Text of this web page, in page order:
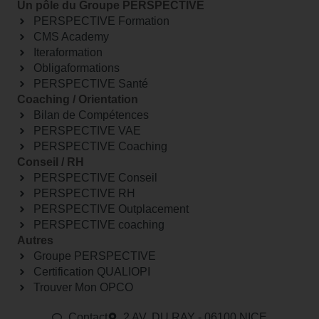
Un pôle du Groupe PERSPECTIVE
PERSPECTIVE Formation
CMS Academy
Iteraformation
Obligaformations
PERSPECTIVE Santé
Coaching / Orientation
Bilan de Compétences
PERSPECTIVE VAE
PERSPECTIVE Coaching
Conseil / RH
PERSPECTIVE Conseil
PERSPECTIVE RH
PERSPECTIVE Outplacement
PERSPECTIVE coaching
Autres
Groupe PERSPECTIVE
Certification QUALIOPI
Trouver Mon OPCO